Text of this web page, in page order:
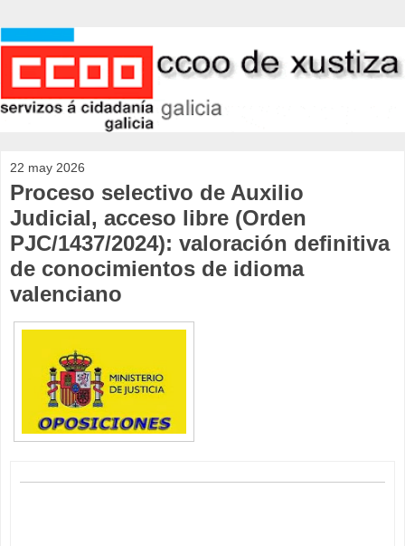
22 may 2026
Proceso selectivo de Auxilio
Judicial, acceso libre (Orden
PJC/1437/2024): valoración definitiva
de conocimientos de idioma
valenciano